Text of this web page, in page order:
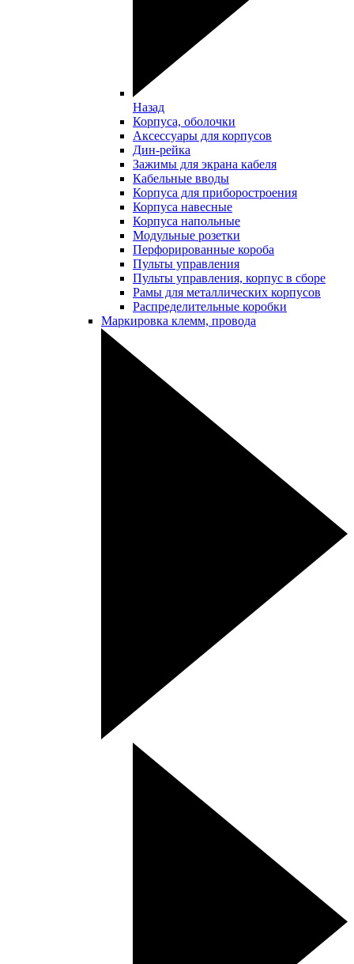
Назад
Корпуса, оболочки
Аксессуары для корпусов
Дин-рейка
Зажимы для экрана кабеля
Кабельные вводы
Корпуса для приборостроения
Корпуса навесные
Корпуса напольные
Модульные розетки
Перфорированные короба
Пульты управления
Пульты управления, корпус в сборе
Рамы для металлических корпусов
Распределительные коробки
Маркировка клемм, провода